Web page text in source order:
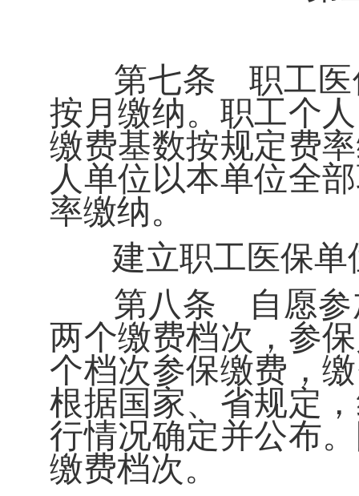
第七条
职工
按月缴纳。职工个
缴费基数按规定费
人单位以本单位全
率缴纳。
建立职工医保
第八条
自愿
两个缴费档次，参
个档次参保缴费，
根据国家、省规定
行情况确定并公布
缴费档次。